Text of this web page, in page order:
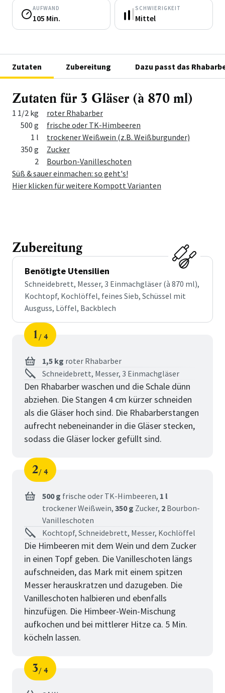
AUFWAND
105 Min.
SCHWIERIGKEIT
Mittel
Zutaten Zubereitung Dazu passt das
Zutaten für 3 Gläser (à 870 ml)
MengeZutat
1 1/2 kg
roter Rhabarber
500 g
frische oder TK-Himbeeren
1 l
trockener Weißwein (z.B. Weißburgunder)
350 g
Zucker
2
Bourbon-Vanilleschoten
Süß & sauer einmachen: so geht's!
Hier klicken für weitere Kompott Varianten
Zubereitung
Benötigte Utensilien
Schneidebrett, Messer, 3 Einmachgläser (à 870 ml),
Kochtopf, Kochlöffel, feines Sieb, Schüssel mit
Ausguss, Löffel, Backblech
Schritt
1
von
4
1,5 kg roter Rhabarber
Schneidebrett, Messer, 3 Einmachgläser
Den Rhabarber waschen und die Schale dünn
abziehen. Die Stangen 4 cm kürzer schneiden
als die Gläser hoch sind. Die Rhabarberstangen
aufrecht nebeneinander in die Gläser stecken,
sodass die Gläser locker gefüllt sind.
Schritt
2
von
4
500 g frische oder TK-Himbeeren, 1 l
trockener Weißwein, 350 g Zucker, 2 Bourbon-
Vanilleschoten
Kochtopf, Schneidebrett, Messer, Kochlöffel
Die Himbeeren mit dem Wein und dem Zucker
in einen Topf geben. Die Vanilleschoten längs
aufschneiden, das Mark mit einem spitzen
Messer herauskratzen und dazugeben. Die
Vanilleschoten halbieren und ebenfalls
hinzufügen. Die Himbeer-Wein-Mischung
aufkochen und bei mittlerer Hitze ca. 5 Min.
köcheln lassen.
Schritt
3
von
4